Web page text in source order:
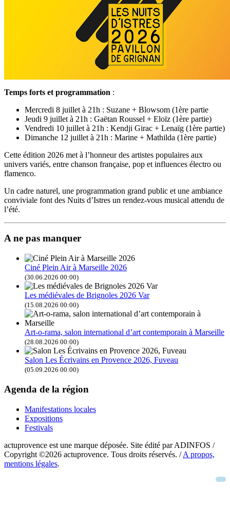
Temps forts et programmation :
Mercredi 8 juillet à 21h : Suzane + Blowsom (1ère partie
Jeudi 9 juillet à 21h : Gaëtan Roussel + Eloïz (1ère partie)
Vendredi 10 juillet à 21h : Kendji Girac + Lenaïg (1ère partie)
Dimanche 12 juillet à 21h : Marine + Mathilda (1ère partie)
Cette édition 2026 met à l’honneur des artistes populaires aux
univers variés, entre chanson française, pop et influences électro ou
flamenco.
Un cadre naturel, une programmation grand public et une ambiance
conviviale font des Nuits d’Istres un rendez-vous musical attendu de
l’été.
A ne pas manquer
Ciné Plein Air à Marseille 2026
(30.06.2026 00:00)
Les médiévales de Brignoles 2026 Var
(15.08.2026 00:00)
Art-o-rama, salon international d’art contemporain à Marseille
(28.08.2026 00:00)
Salon Les Écrivains en Provence 2026, Fuveau
(05.09.2026 00:00)
Agenda de la région
Manifestations locales
Expositions
Festivals
actuprovence est une marque déposée. Site édité par ADINFOS /
Copyright ©2026 actuprovence. Tous droits réservés. /A propos,
mentions légales.